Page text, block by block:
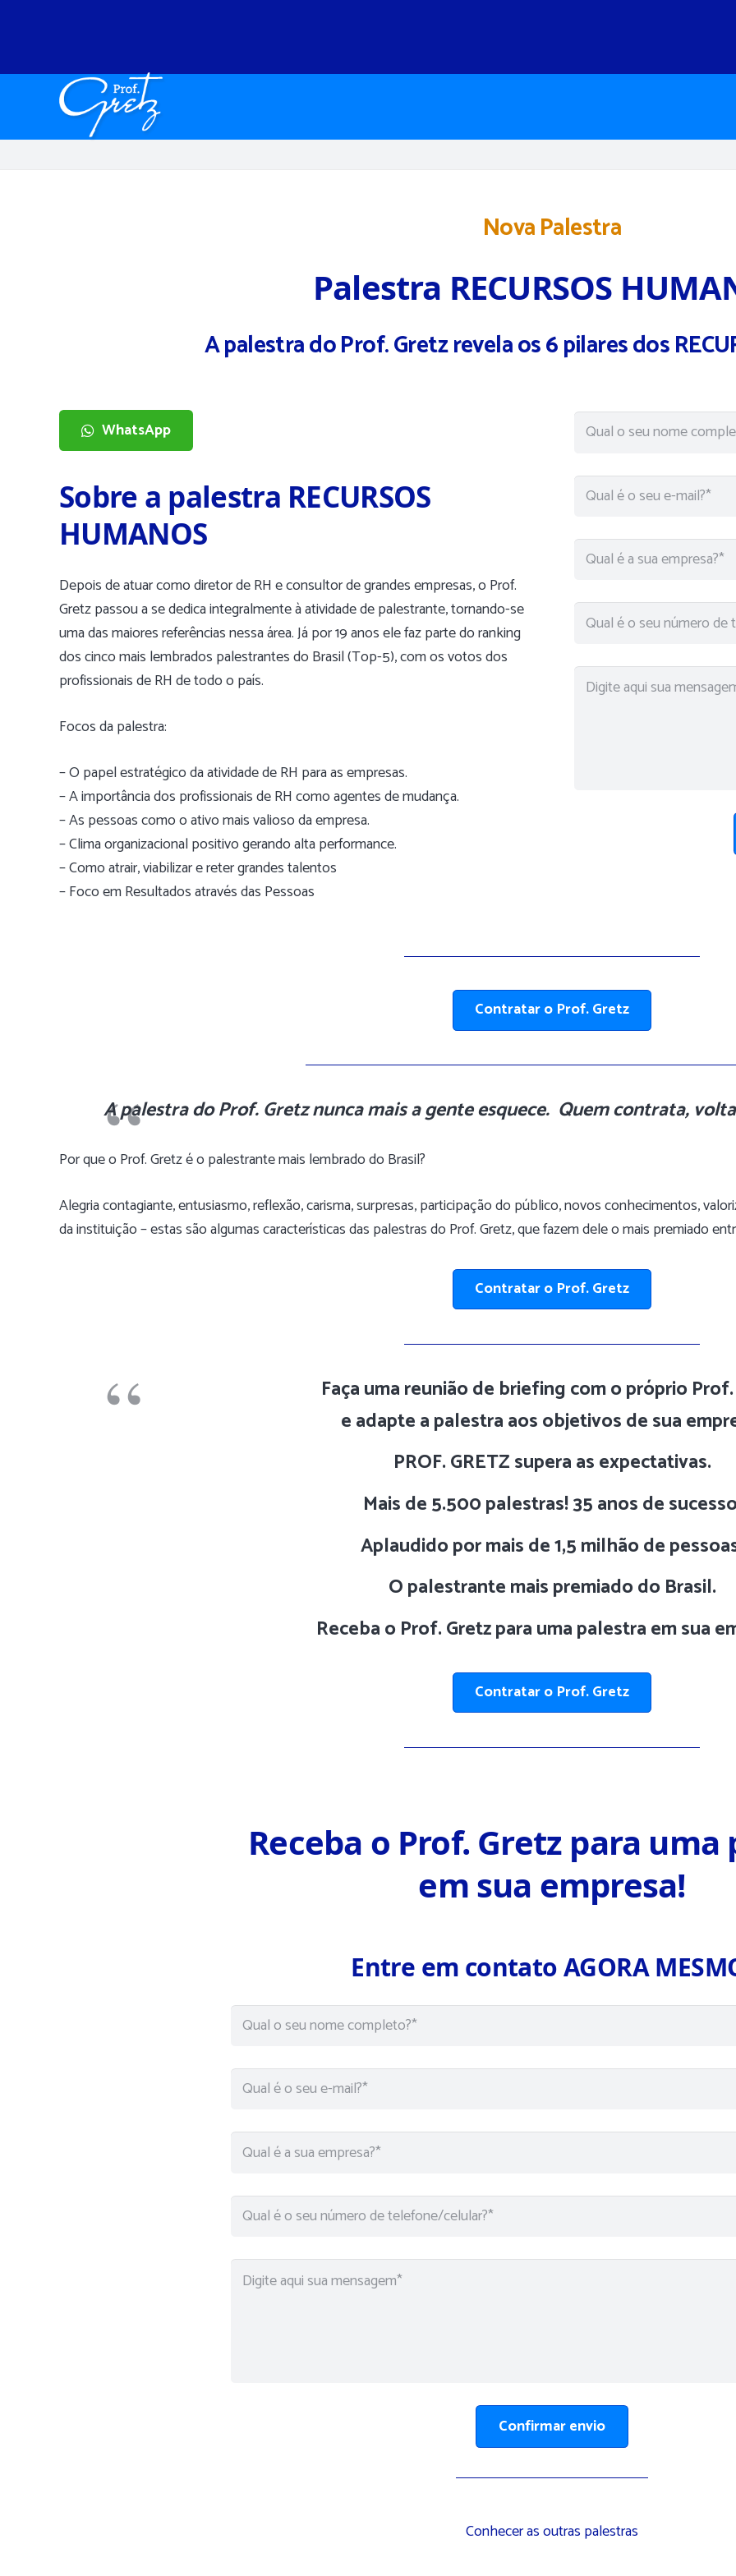
Nova Palestra
Palestra RECURSOS
A palestra do Prof. Gretzrevelaos 6 pilares dos
WhatsApp
Sobre a palestra RECURSOS
HUMANOS
Depois de atuar como diretor de RH e consultor de grandes empresas, o Prof.
Gretz passou a se dedica integralmente à atividade de palestrante, tornando-se
uma das maiores referências nessa área. Já por 19 anos ele faz parte do ranking
dos cinco mais lembrados palestrantes do Brasil (Top-5), com os votos dos
profissionais de RH de todo o país.
Focos da palestra:
– O papel estratégico da atividade de RH para as empresas.
– A importância dos profissionais de RH como agentes de mudança.
– As pessoas como o ativo mais valioso da empresa.
– Clima organizacional positivo gerando alta performance.
– Como atrair, viabilizar e reter grandes talentos
– Foco em Resultados através das Pessoas
Contratar o Prof. Gretz
A palestra do Prof. Gretznunca mais a gente esquece. Quem contrata,
Por que o Prof. Gretz é o palestrante mais lembrado do Brasil?
Alegria contagiante, entusiasmo, reflexão, carisma, surpresas, participação do público, novos conhecimentos,
da instituição – estas são algumas características das palestras do Prof. Gretz, que fazem dele o mais premiado
Contratar o Prof. Gretz
Faça uma reunião de briefing com o próprio
e adapte a palestra aos objetivos de sua
PROF. GRETZ supera as expectativas.
Mais de 5.500 palestras! 35 anos de
Aplaudido por mais de 1,5 milhão de
O palestrante mais premiado do Brasil.
Receba o Prof. Gretz para uma palestra em sua
Contratar o Prof. Gretz
Receba o Prof. Gretz para uma
em sua empresa!
Entre em contato AGORA
Conhecer as outras palestras